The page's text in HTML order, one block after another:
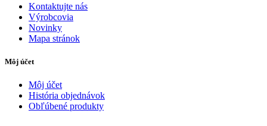
Kontaktujte nás
Výrobcovia
Novinky
Mapa stránok
Môj účet
Môj účet
História objednávok
Obľúbené produkty